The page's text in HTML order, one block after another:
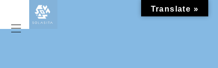
Translate »